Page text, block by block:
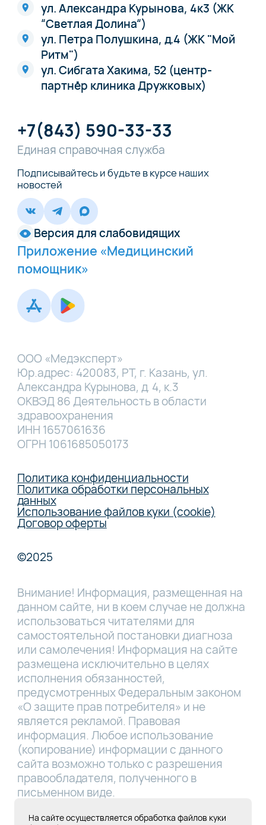
ул. Александра Курынова, 4к3 (ЖК
“Светлая Долина“)
ул. Петра Полушкина, д.4 (ЖК "Мой
Ритм")
ул. Сибгата Хакима, 52 (центр-
партнёр клиника Дружковых)
+7(843) 590-33-33
Единая справочная служба
Подписывайтесь и будьте в курсе наших
новостей
Версия для слабовидящих
Приложение «Медицинский
помощник»
ООО «Медэксперт»
Юр.адрес: 420083, РТ, г. Казань, ул.
Александра Курынова, д. 4, к.3
ОКВЭД 86 Деятельность в области
здравоохранения
ИНН 1657061636
ОГРН 1061685050173
Политика конфиденциальности
Политика обработки персональных
данных
Использование файлов куки (cookie)
Договор оферты
©2025
Внимание! Информация, размещенная на
данном сайте, ни в коем случае не должна
использоваться читателями для
самостоятельной постановки диагноза
или самолечения! Информация на сайте
размещена исключительно в целях
исполнения обязанностей,
предусмотренных Федеральным законом
«О защите прав потребителя» и не
является рекламой. Правовая
информация. Любое использование
(копирование) информации с данного
сайта возможно только с разрешения
правообладателя, полученного в
письменном виде.
Лицензия Л041-01181-16/00331767 от
На сайте осуществляется обработка файлов куки